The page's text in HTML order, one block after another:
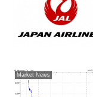
Market News